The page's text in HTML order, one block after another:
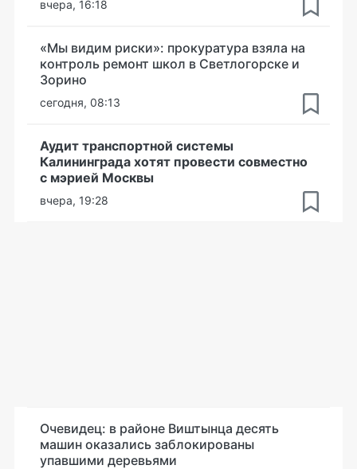
вчера, 16:18
«Мы видим риски»: прокуратура взяла на
контроль ремонт школ в Светлогорске и
Зорино
сегодня, 08:13
Аудит транспортной системы
Калининграда хотят провести совместно
с мэрией Москвы
вчера, 19:28
Очевидец: в районе Виштынца десять
машин оказались заблокированы
упавшими деревьями